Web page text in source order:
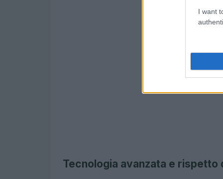
I want
Tecnologia avanzata e rispetto